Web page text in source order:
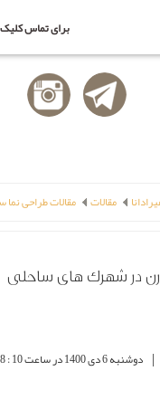
برای تماس کلیک کنید
مقالات مقالات طراحی نما
در شهرک های ساحلی
| دوشنبه 6 دی 1400 در ساعت 10 : 38 دقیقه